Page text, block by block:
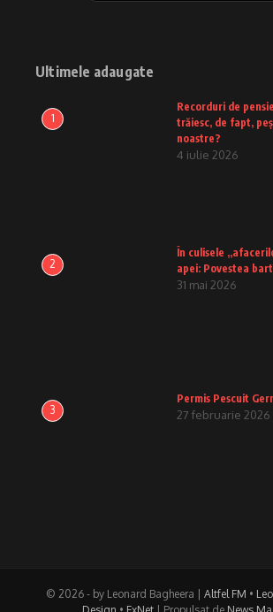
Ultimele adaugate
1
Recorduri de
trăiesc, de fapt,
noastre?
4 iulie 2026
2
În culisele
apei: Povestea
31 mai 2026
3
Permis Pescuit
27 februarie 2026
© 2026 - by Leonard Bagheera | Altfel FM •